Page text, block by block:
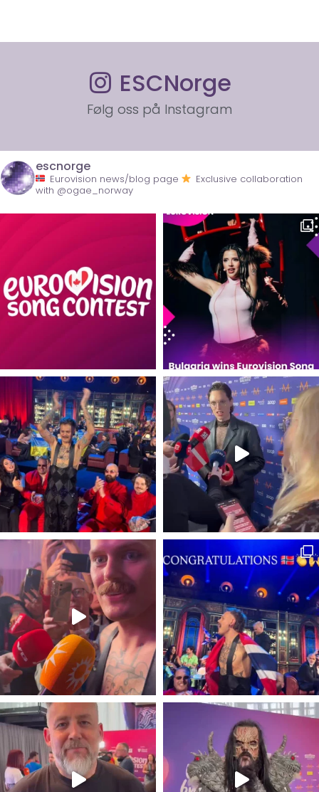
ESCNorge
Følg oss på Instagram
escnorge
Eurovision news/blog page
Exclusive collaboration
with @ogae_norway